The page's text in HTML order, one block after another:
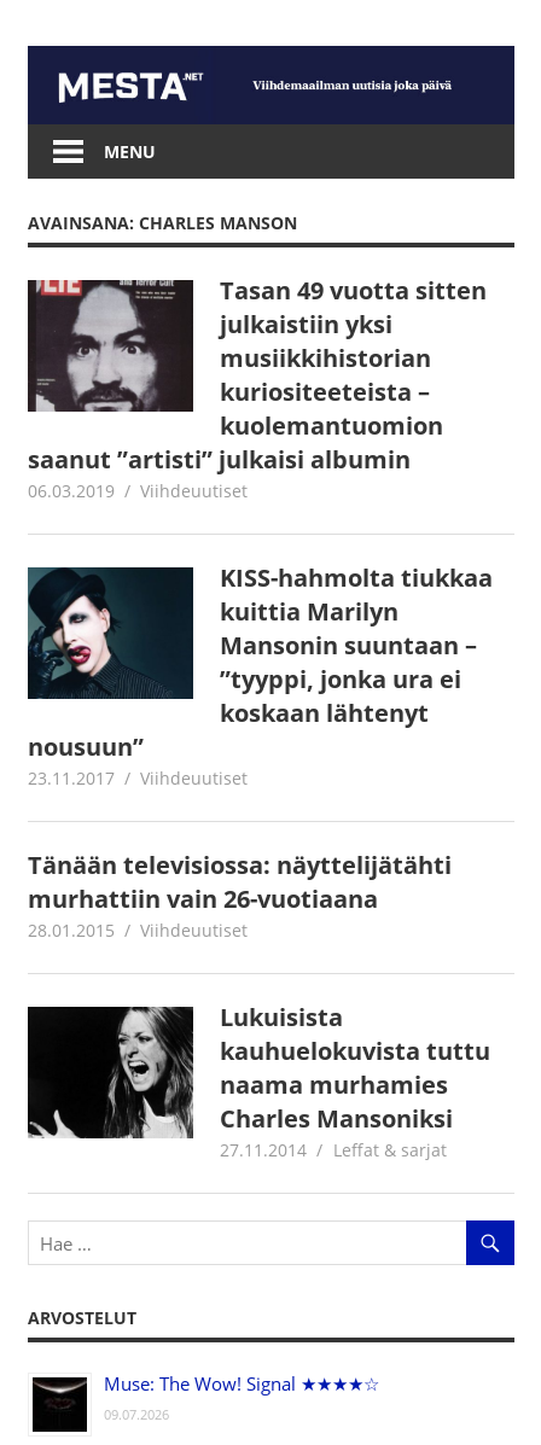
content
Mesta.net
MENU
AVAINSANA: CHARLES MANSON
Tasan 49 vuotta sitten
julkaistiin yksi
musiikkihistorian
kuriositeeteista –
kuolemantuomion
saanut ”artisti” julkaisi albumin
06.03.2019 Juha Kaunisto
Viihdeuutiset
KISS-hahmolta tiukkaa
kuittia Marilyn
Mansonin suuntaan –
”tyyppi, jonka ura ei
koskaan lähtenyt
nousuun”
23.11.2017 Juha Kaunisto
Viihdeuutiset
Tänään televisiossa: näyttelijätähti
murhattiin vain 26-vuotiaana
28.01.2015 mestanet
Viihdeuutiset
Lukuisista
kauhuelokuvista tuttu
naama murhamies
Charles Mansoniksi
27.11.2014 mestanet
Leffat & sarjat
ARVOSTELUT
Muse: The Wow! Signal ★★★★☆
09.07.2026